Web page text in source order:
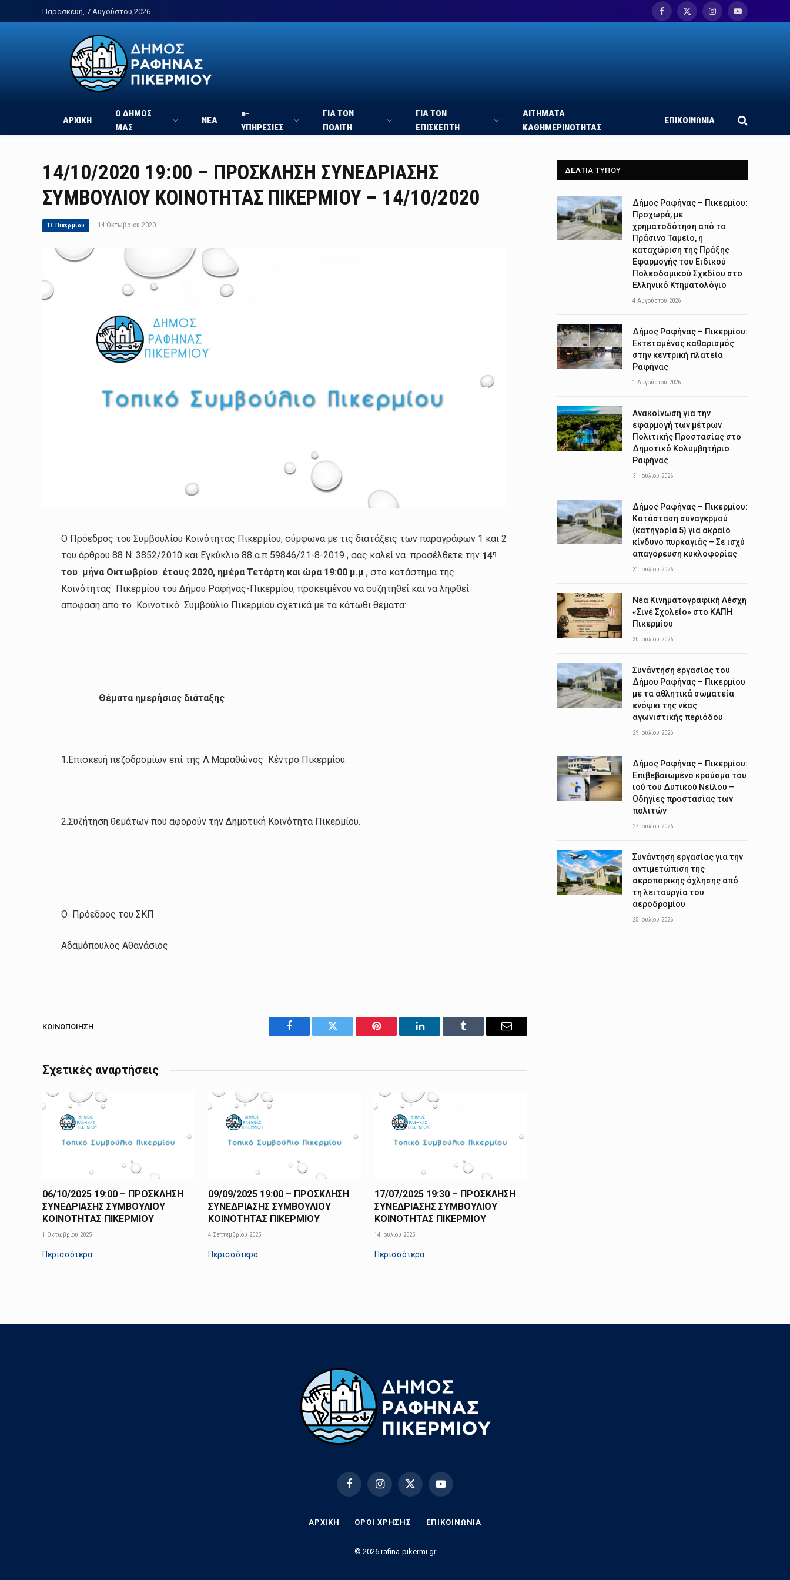
Παρασκευή, 7 Αυγούστου,2026
Facebook
X
InstagramYouTube
ΑΡΧΙΚΗ
Ο ΔΗΜΟΣ
ΜΑΣ
ΝΕΑ
e-
ΥΠΗΡΕΣΙΕΣ
ΓΙΑ ΤΟΝ
ΠΟΛΙΤΗ
ΓΙΑ ΤΟΝ
ΕΠΙΣΚΕΠΤΗ
ΑΙΤΗΜΑΤΑ
ΚΑΘΗΜΕΡΙΝΟΤΗΤΑΣ
ΕΠΙΚΟΙΝΩΝΙΑ
14/10/2020 19:00 – ΠΡΟΣΚΛΗΣΗ ΣΥΝΕΔΡΙΑΣΗΣ
ΣΥΜΒΟΥΛΙΟΥ ΚΟΙΝΟΤΗΤΑΣ ΠΙΚΕΡΜΙΟΥ – 14/10/2020
ΤΣ Πικερμίου 14 Οκτωβρίου 2020
Ο Πρόεδρος του Συμβουλίου Κοινότητας Πικερμίου, σύμφωνα με τις διατάξεις των παραγράφων 1 και 2
του άρθρου 88 Ν. 3852/2010 και Εγκύκλιο 88 α.π 59846/21-8-2019 , σας καλεί να προσέλθετε την 14η
του μήνα Οκτωβρίου έτους 2020, ημέρα Τετάρτη και ώρα 19:00 μ.μ, στο κατάστημα της
Κοινότητας Πικερμίου του Δήμου Ραφήνας-Πικερμίου, προκειμένου να συζητηθεί και να ληφθεί
απόφαση από το Κοινοτικό Συμβούλιο Πικερμίου σχετικά με τα κάτωθι θέματα:
Θέματα ημερήσιας διάταξης
1.Επισκευή πεζοδρομίων επί της Λ.Μαραθώνος Κέντρο Πικερμίου.
2.Συζήτηση θεμάτων που αφορούν την Δημοτική Κοινότητα Πικερμίου.
Ο Πρόεδρος του ΣΚΠ
Αδαμόπουλος Αθανάσιος
ΚΟΙΝΟΠΟΊΗΣΗ
Facebook Twitter Pinterest LinkedIn Tumblr Email
Σχετικές αναρτήσεις
06/10/2025 19:00 – ΠΡΟΣΚΛΗΣΗ
ΣΥΝΕΔΡΙΑΣΗΣ ΣΥΜΒΟΥΛΙΟΥ
ΚΟΙΝΟΤΗΤΑΣ ΠΙΚΕΡΜΙΟΥ
1 Οκτωβρίου 2025
Περισσότερα
09/09/2025 19:00 – ΠΡΟΣΚΛΗΣΗ
ΣΥΝΕΔΡΙΑΣΗΣ ΣΥΜΒΟΥΛΙΟΥ
ΚΟΙΝΟΤΗΤΑΣ ΠΙΚΕΡΜΙΟΥ
4 Σεπτεμβρίου 2025
Περισσότερα
17/07/2025 19:30 – ΠΡΟΣΚΛΗΣΗ
ΣΥΝΕΔΡΙΑΣΗΣ ΣΥΜΒΟΥΛΙΟΥ
ΚΟΙΝΟΤΗΤΑΣ ΠΙΚΕΡΜΙΟΥ
14 Ιουλίου 2025
Περισσότερα
ΔΕΛΤΙΑ ΤΥΠΟΥ
Δήμος Ραφήνας – Πικερμίου:
Προχωρά, με
χρηματοδότηση από το
Πράσινο Ταμείο, η
καταχώριση της Πράξης
Εφαρμογής του Ειδικού
Πολεοδομικού Σχεδίου στο
Ελληνικό Κτηματολόγιο
4 Αυγούστου 2026
Δήμος Ραφήνας – Πικερμίου:
Εκτεταμένος καθαρισμός
στην κεντρική πλατεία
Ραφήνας
1 Αυγούστου 2026
Ανακοίνωση για την
εφαρμογή των μέτρων
Πολιτικής Προστασίας στο
Δημοτικό Κολυμβητήριο
Ραφήνας
31 Ιουλίου 2026
Δήμος Ραφήνας – Πικερμίου:
Κατάσταση συναγερμού
(κατηγορία 5) για ακραίο
κίνδυνο πυρκαγιάς – Σε ισχύ
απαγόρευση κυκλοφορίας
31 Ιουλίου 2026
Νέα Κινηματογραφική Λέσχη
«Σινέ Σχολείο» στο ΚΑΠΗ
Πικερμίου
30 Ιουλίου 2026
Συνάντηση εργασίας του
Δήμου Ραφήνας – Πικερμίου
με τα αθλητικά σωματεία
ενόψει της νέας
αγωνιστικής περιόδου
29 Ιουλίου 2026
Δήμος Ραφήνας – Πικερμίου:
Επιβεβαιωμένο κρούσμα του
ιού του Δυτικού Νείλου –
Οδηγίες προστασίας των
πολιτών
27 Ιουλίου 2026
Συνάντηση εργασίας για την
αντιμετώπιση της
αεροπορικής όχλησης από
τη λειτουργία του
αεροδρομίου
25 Ιουλίου 2026
FacebookInstagramX
YouTube
ΑΡΧΙΚΗ ΟΡΟΙ ΧΡΗΣΗΣ EΠΙΚΟΙΝΩΝΊΑ
© 2026 rafina-pikermi.gr